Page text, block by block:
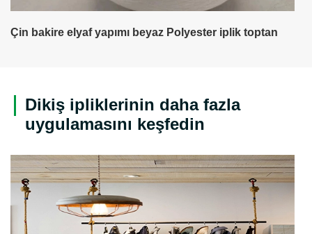
Çin bakire elyaf yapımı beyaz Polyester iplik toptan
Dikiş ipliklerinin daha fazla
uygulamasını keşfedin